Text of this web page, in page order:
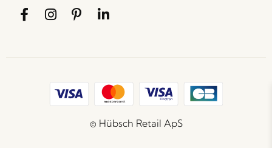
© Hübsch Retail ApS